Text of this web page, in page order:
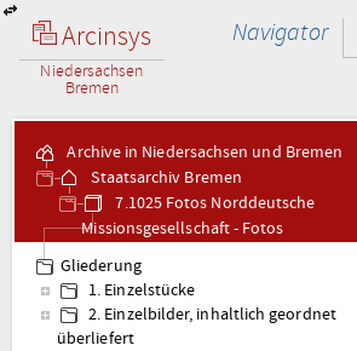
Arcinsys
Niedersachsen
Bremen
Navigator
Archive in Niedersachsen und Bremen
Staatsarchiv Bremen
7.1025 Fotos Norddeutsche
Missionsgesellschaft - Fotos
Gliederung
1. Einzelstücke
2. Einzelbilder, inhaltlich geordnet
überliefert